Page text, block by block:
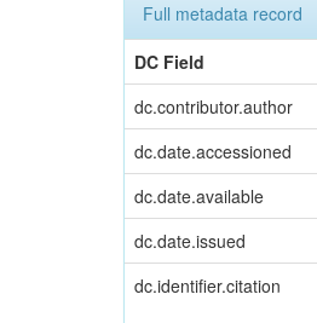
Full metadata record
DC Field
dc.contributor.author
dc.date.accessioned
dc.date.available
dc.date.issued
dc.identifier.citation